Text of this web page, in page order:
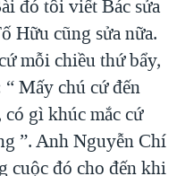
đó tôi viết Bác sửa
Hữu cũng sửa nữa.
mỗi chiều thứ bẩy,
Mấy chú cứ đến
gì khúc mắc cứ
”. Anh Nguyễn Chí
cuộc đó cho đến khi